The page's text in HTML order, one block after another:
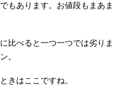
もあります。お値段もまあま
比べると一つ一つでは劣りま
。
きはここですね。